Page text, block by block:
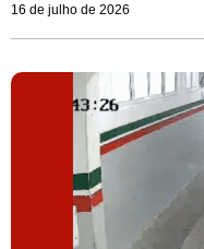
16 de julho de 2026